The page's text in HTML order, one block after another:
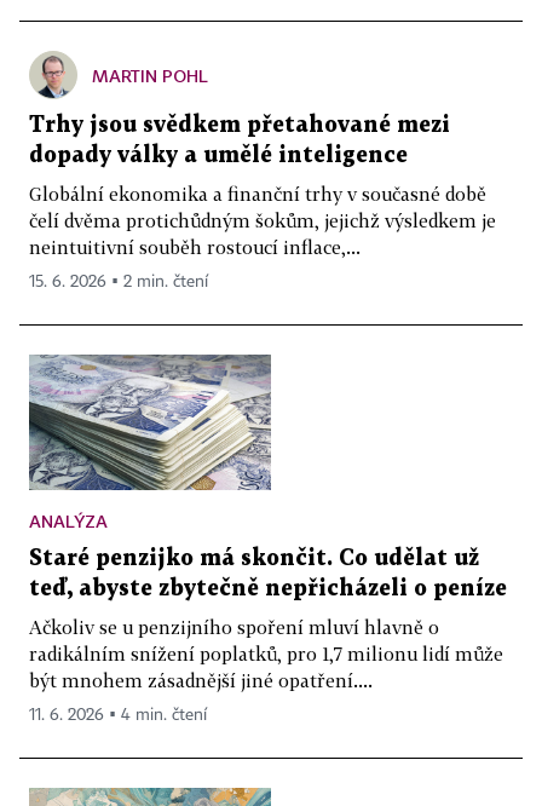
MARTIN POHL
Trhy jsou svědkem přetahované mezi
dopady války a umělé inteligence
Globální ekonomika a finanční trhy v současné době
čelí dvěma protichůdným šokům, jejichž výsledkem je
neintuitivní souběh rostoucí inflace,...
15. 6. 2026 ▪ 2 min. čtení
ANALÝZA
Staré penzijko má skončit. Co udělat už
teď, abyste zbytečně nepřicházeli o peníze
Ačkoliv se u penzijního spoření mluví hlavně o
radikálním snížení poplatků, pro 1,7 milionu lidí může
být mnohem zásadnější jiné opatření....
11. 6. 2026 ▪ 4 min. čtení